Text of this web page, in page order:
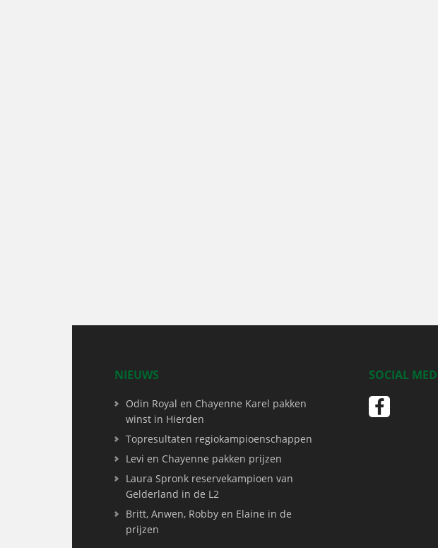
NIEUWS
Odin Royal en Chayenne Karel pakken
winst in Hierden
Topresultaten regiokampioenschappen
Levi en Chayenne pakken prijzen
Laura Spronk reservekampioen van
Gelderland in de L2
Britt, Anwen, Robby en Elaine in de
prijzen
SOCIAL